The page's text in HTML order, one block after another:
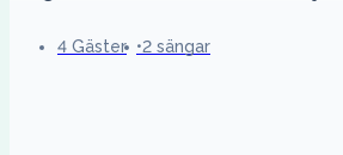
4 Gäster 2 sängar